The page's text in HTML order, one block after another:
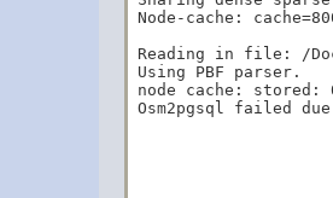
Node-cache:
Reading in file: /
Using PBF parser.
node cache:
Osm2pgsql failed